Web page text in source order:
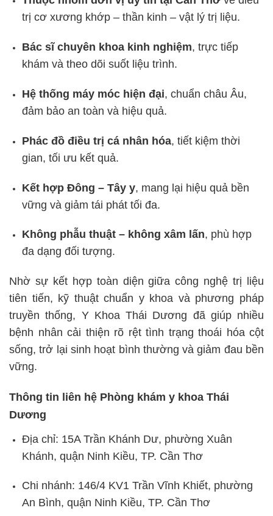
trị cơ xương khớp – thần kinh – vật lý trị liệu.
Bác sĩ chuyên khoa kinh nghiệm, trực tiếp
khám và theo dõi suốt liệu trình.
Hệ thống máy móc hiện đại, chuẩn châu Âu,
đảm bảo an toàn và hiệu quả.
Phác đồ điều trị cá nhân hóa, tiết kiệm thời
gian, tối ưu kết quả.
Kết hợp Đông – Tây y, mang lại hiệu quả bền
vững và giảm tái phát tối đa.
Không phẫu thuật – không xâm lấn, phù hợp
đa dạng đối tượng.
Nhờ sự kết hợp toàn diện giữa công nghệ trị liệu
tiên tiến, kỹ thuật chuẩn y khoa và phương pháp
truyền thống, Y Khoa Thái Dương đã giúp nhiều
bệnh nhân cải thiện rõ rệt tình trạng thoái hóa cột
sống, trở lại sinh hoạt bình thường và giảm đau bền
vững.
Thông tin liên hệ Phòng khám y khoa Thái
Dương
Địa chỉ: 15A Trần Khánh Dư, phường Xuân
Khánh, quận Ninh Kiều, TP. Cần Thơ
Chi nhánh: 146/4 KV1 Trần Vĩnh Khiết, phường
An Bình, quận Ninh Kiều, TP. Cần Thơ